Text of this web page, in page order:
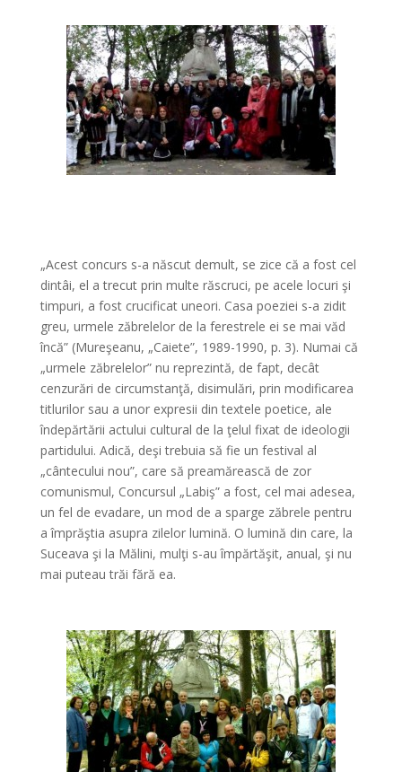
„Acest concurs s-a născut demult, se zice că a fost cel
dintâi, el a trecut prin multe răscruci, pe acele locuri şi
timpuri, a fost crucificat uneori. Casa poeziei s-a zidit
greu, urmele zăbrelelor de la ferestrele ei se mai văd
încă” (Mureşeanu, „Caiete”, 1989-1990, p. 3). Numai că
„urmele zăbrelelor” nu reprezintă, de fapt, decât
cenzurări de circumstanţă, disimulări, prin modificarea
titlurilor sau a unor expresii din textele poetice, ale
îndepărtării actului cultural de la ţelul fixat de ideologii
partidului. Adică, deşi trebuia să fie un festival al
„cântecului nou”, care să preamărească de zor
comunismul, Concursul „Labiş” a fost, cel mai adesea,
un fel de evadare, un mod de a sparge zăbrele pentru
a împrăştia asupra zilelor lumină. O lumină din care, la
Suceava şi la Mălini, mulţi s-au împărtăşit, anual, şi nu
mai puteau trăi fără ea.